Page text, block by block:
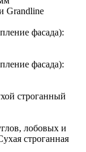
Grandline
фасада):
фасада):
строганный
лобовых и
строганная